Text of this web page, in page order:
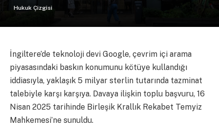
Hukuk Çizgisi
İngiltere’de teknoloji devi Google, çevrim içi arama
piyasasındaki baskın konumunu kötüye kullandığı
iddiasıyla, yaklaşık 5 milyar sterlin tutarında tazminat
talebiyle karşı karşıya. Davaya ilişkin toplu başvuru, 16
Nisan 2025 tarihinde Birleşik Krallık Rekabet Temyiz
Mahkemesi’ne sunuldu.